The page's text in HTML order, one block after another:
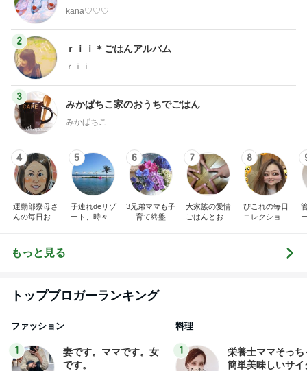
kana♡♡♡
2
ｒｉｉ＊ごはんアルバム
ｒｉｉ
3
みかぱちこ家のおうちでごはん
みかぱちこ
4
運動部寮母さ
んの毎日お弁
5
子連れdeリゾ
ート、時々キ
6
3兄弟ママも子
育て終盤
7
大家族の愛情
ごはんとお弁
8
ぴこれの毎日
コレクション
もっと見る
トップブロガーランキング
ファッション
1
妻です。ママです。女
です。
料理
1
栄養士ママそっち
簡単美味しいサイ